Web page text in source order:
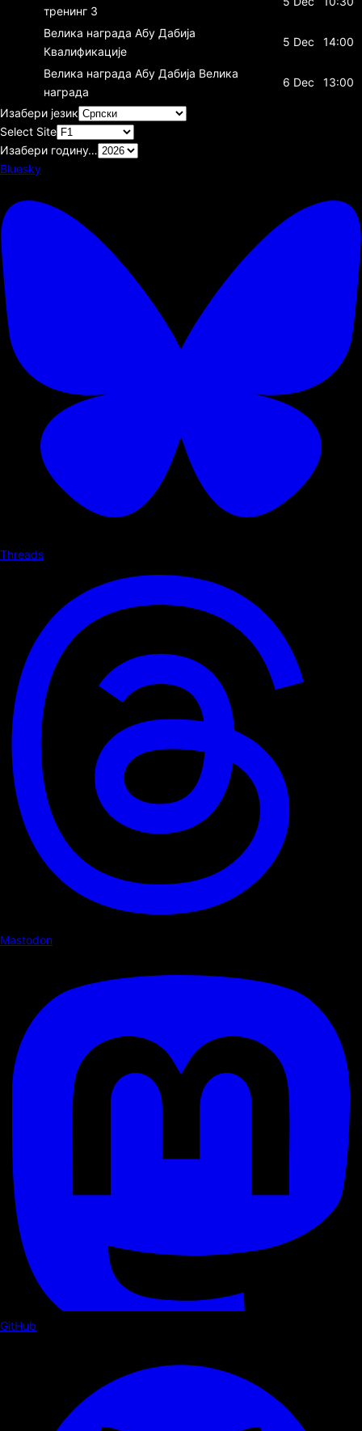
тренинг 3
Велика награда Абу Дабија
Квалификације
5 Dec 14:00
Велика награда Абу Дабија Велика
награда
6 Dec 13:00
Изабери језик
Select Site
Изабери годину…
Bluesky
Threads
Mastodon
GitHub